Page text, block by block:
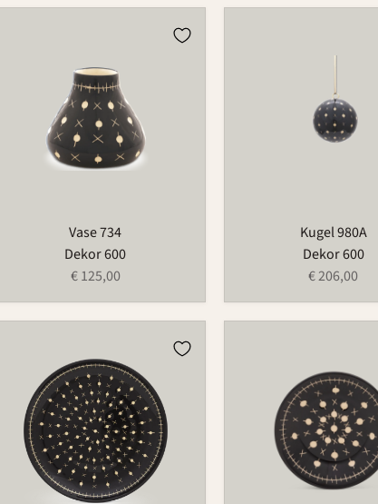
Vase 734
Dekor 600
€ 125,00
Kugel 980A
Dekor 600
€ 206,00